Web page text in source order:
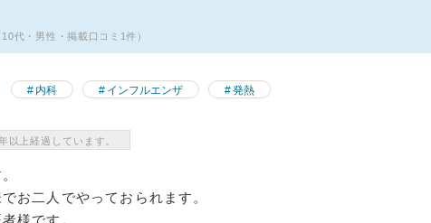
代・男性・掲載口コミ1件）
内科 インフルエンザ 発熱
以上経過しています。
お二人でやっておられます。
様です。